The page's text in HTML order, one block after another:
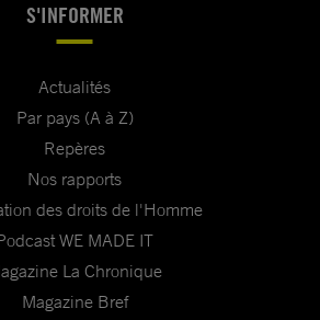
S'INFORMER
Actualités
Par pays (A à Z)
Repères
Nos rapports
des droits de l'Homme
WE MADE IT
La Chronique
Magazine Bref